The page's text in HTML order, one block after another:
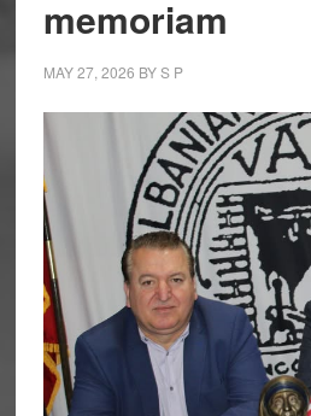
memoriam
MAY 27, 2026 BYS P